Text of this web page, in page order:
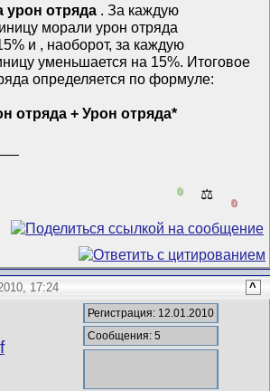
урон отряда
. За каждую
морали урон отряда
и , наоборот, за каждую
уменьшается на 15%. Итоговое
определяется по формуле:
отряда + Урон отряда*
0 ⚖️
0
17:24 ^
Регистрация: 12.01.2010
Сообщения: 5